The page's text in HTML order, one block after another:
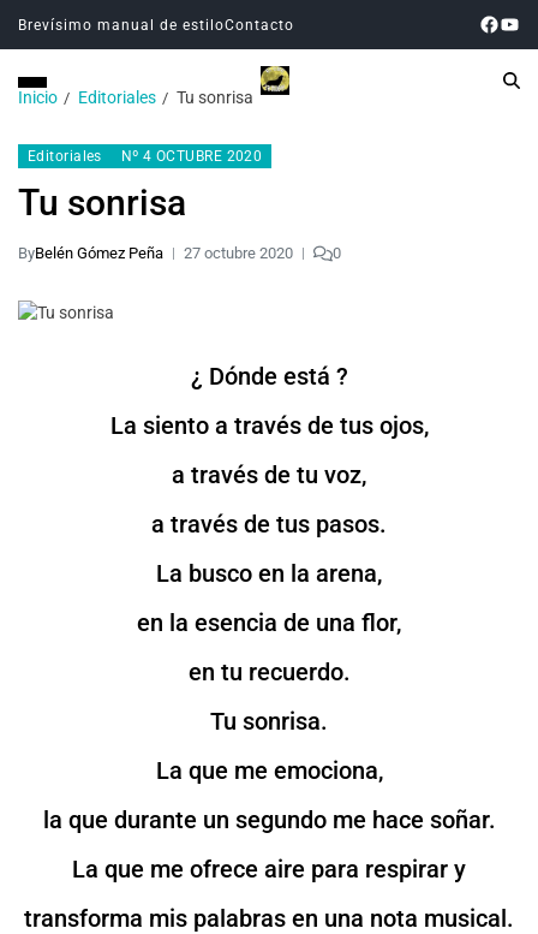
Brevísimo manual de estiloContacto
Inicio Editoriales Tu sonrisa
Editoriales Nº 4 OCTUBRE 2020
Tu sonrisa
ByBelén Gómez Peña 27 octubre 2020 0
¿ Dónde está ?
La siento a través de tus ojos,
a través de tu voz,
a través de tus pasos.
La busco en la arena,
en la esencia de una flor,
en tu recuerdo.
Tu sonrisa.
La que me emociona,
la que durante un segundo me hace soñar.
La que me ofrece aire para respirar y
transforma mis palabras en una nota musical.